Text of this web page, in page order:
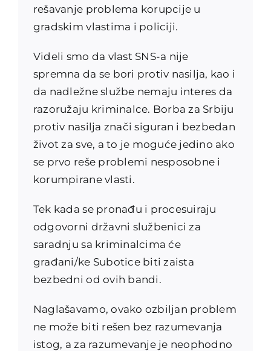
rešavanje problema korupcije u
gradskim vlastima i policiji.
Videli smo da vlast SNS-a nije
spremna da se bori protiv nasilja, kao i
da nadležne službe nemaju interes da
razoružaju kriminalce. Borba za Srbiju
protiv nasilja znači siguran i bezbedan
život za sve, a to je moguće jedino ako
se prvo reše problemi nesposobne i
korumpirane vlasti.
Tek kada se pronađu i procesuiraju
odgovorni državni službenici za
saradnju sa kriminalcima će
građani/ke Subotice biti zaista
bezbedni od ovih bandi.
Naglašavamo, ovako ozbiljan problem
ne može biti rešen bez razumevanja
istog, a za razumevanje je neophodno